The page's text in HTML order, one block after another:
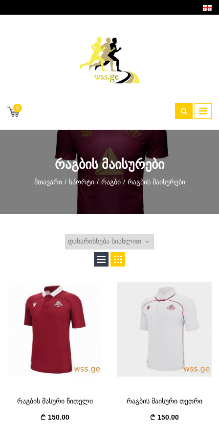
0
ᲠᲐᲒᲑᲘᲡ ᲛᲐᲘᲡᲣᲠᲔᲑᲘ
Მთავარი Სპორტი Რაგბი Რაგბის Მაისურები
რაგბის მასური წითელი
150.00
რაგბის მაისური თეთრი
150.00